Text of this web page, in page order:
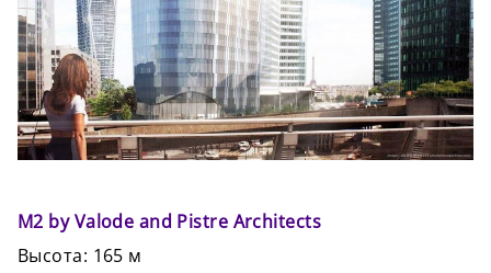
M2 by Valode and Pistre Architects
Высота: 165 м